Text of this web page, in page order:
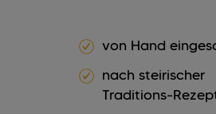
von Hand
nach steirischer
Traditions-